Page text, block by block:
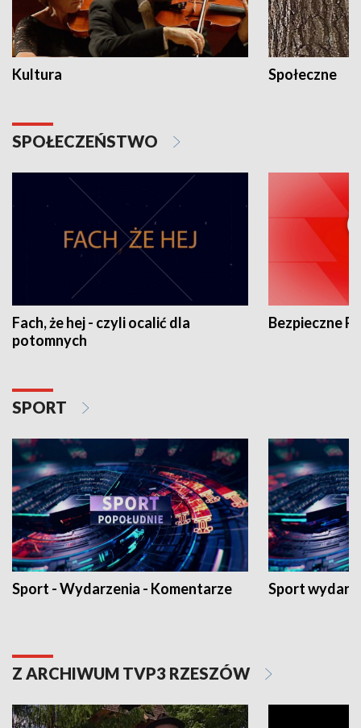
Kultura Społeczne
SPOŁECZEŃSTWO
Fach, że hej - czyli ocalić dla
potomnych
Bezpieczne
SPORT
Sport - Wydarzenia - Komentarze Sport
Z ARCHIWUM TVP3 RZESZÓW